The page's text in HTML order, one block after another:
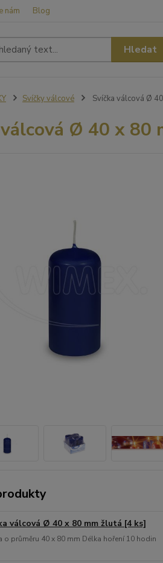
nám Blog
Hledat
Svíčky válcové Svíčka válcová Ø
Ø 40 x 80
válcová Ø 40 x 80 mm žlutá [4 ks]
o průměru 40 x 80 mm Délka hoření 10 hodin